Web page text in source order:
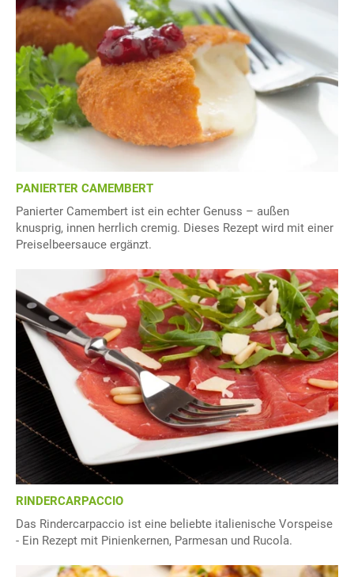
PANIERTER CAMEMBERT
Panierter Camembert ist ein echter Genuss – außen
knusprig, innen herrlich cremig. Dieses Rezept wird mit einer
Preiselbeersauce ergänzt.
RINDERCARPACCIO
Das Rindercarpaccio ist eine beliebte italienische Vorspeise
- Ein Rezept mit Pinienkernen, Parmesan und Rucola.